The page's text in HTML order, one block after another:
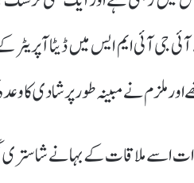
جی آئی ایم ایس میں ڈیٹا
نے مبینہ طور پر شادی کا وعدہ
اسے ملاقات کے بہانے شاستری